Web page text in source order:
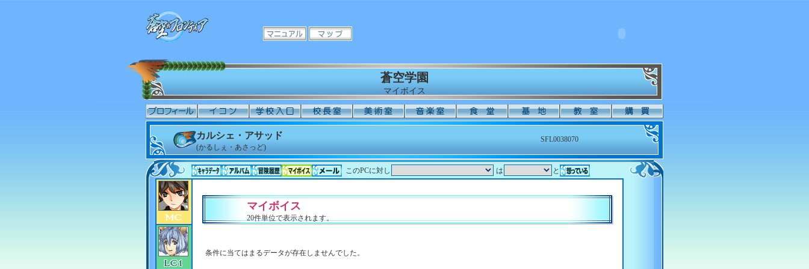
蒼空学園
マイボイス
カルシェ・アサッド
(かるしぇ・あさっど)
SFL0038070
このPCに対し は と
マイボイス
20件単位で表示されます。
条件に当てはまるデータが存在しませんでした。